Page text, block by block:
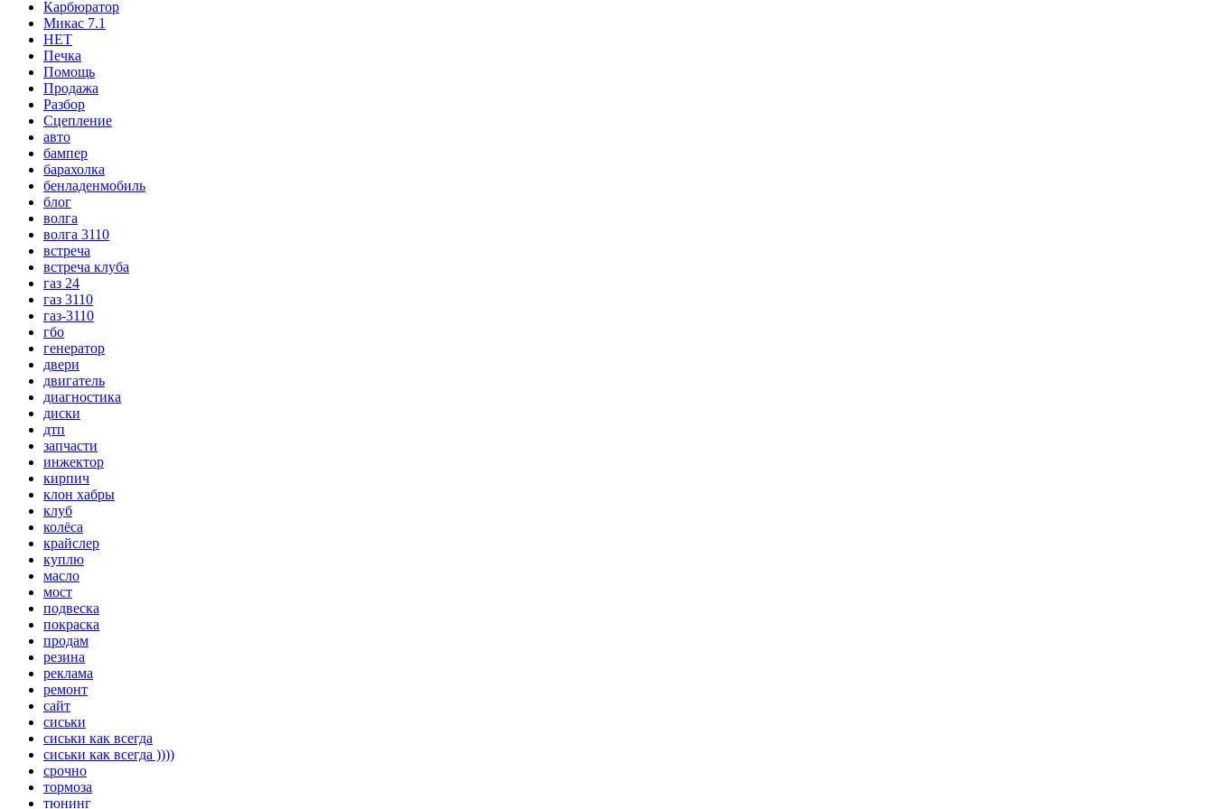
Карбюратор
Микас 7.1
НЕТ
Печка
Помощь
Продажа
Разбор
Сцепление
авто
бампер
барахолка
бенладенмобиль
блог
волга
волга 3110
встреча
встреча клуба
газ 24
газ 3110
газ-3110
гбо
генератор
двери
двигатель
диагностика
диски
дтп
запчасти
инжектор
кирпич
клон хабры
клуб
колёса
крайслер
куплю
масло
мост
подвеска
покраска
продам
резина
реклама
ремонт
сайт
сиськи
сиськи как всегда
сиськи как всегда ))))
срочно
тормоза
тюнинг